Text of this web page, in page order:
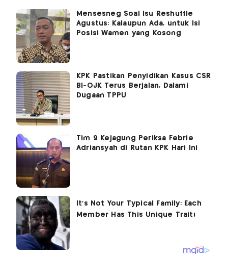
Mensesneg Soal Isu Reshuffle
Agustus: Kalaupun Ada, untuk Isi
Posisi Wamen yang Kosong
KPK Pastikan Penyidikan Kasus CSR
BI-OJK Terus Berjalan, Dalami
Dugaan TPPU
Tim 9 Kejagung Periksa Febrie
Adriansyah di Rutan KPK Hari Ini